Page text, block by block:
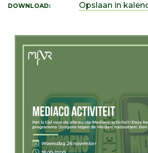
DOWNLOAD: Opslaan in